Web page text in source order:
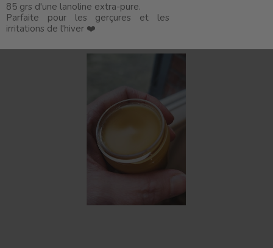
85 grs d'une lanoline extra-pure.
Parfaite pour les gerçures et les
irritations de l'hiver ❤️